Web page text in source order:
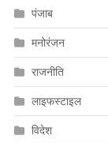
पंजाब
मनोरंजन
राजनीति
लाइफस्टाइल
विदेश